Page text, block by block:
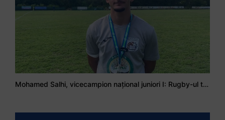
Mohamed Salhi, vicecampion național juniori I: Rugby-ul te învață să accepți și înfrângerile